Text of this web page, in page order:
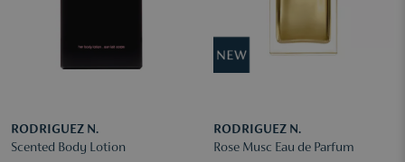
RODRIGUEZ N.
Scented Body Lotion
RODRIGUEZ N.
Rose Musc Eau de Parfum